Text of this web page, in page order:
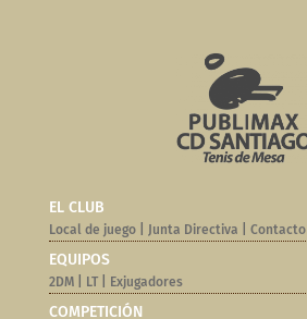
EL CLUB
Local de juego| Junta Directiva Contacto
EQUIPOS
2DM| LT| Exjugadores
COMPETICIÓN